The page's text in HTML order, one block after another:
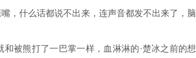
，什么话都说不出来，连声音都发不出来了，脑
被熊打了一巴掌一样，血淋淋的·楚冰之前的想